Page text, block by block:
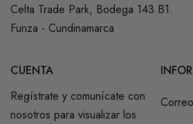
Celta Trade Park, Bodega 143 B1.
Funza - Cundinamarca
CUENTA
Regístrate y comunícate con
nosotros para visualizar los